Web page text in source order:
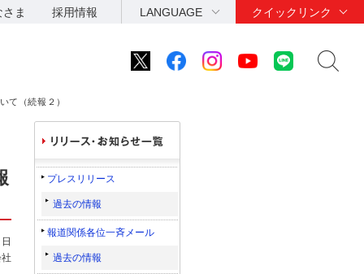
ま 採用情報 LANGUAGE クイックリンク
て（続報２）
プレスリリース
過去の情報
報道関係各位一斉メール
過去の情報